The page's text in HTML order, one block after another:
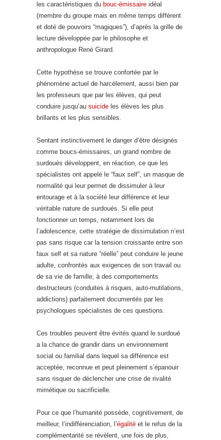
les caractéristiques du bouc-émissaire idéal
(membre du groupe mais en même temps différent
et doté de pouvoirs “magiques”), d’après la grille de
lecture développée par le philosophe et
anthropologue René Girard.
Cette hypothèse se trouve confortée par le
phénomène actuel de harcèlement, aussi bien par
les professeurs que par les élèves, qui peut
conduire jusqu’au suicide les élèves les plus
brillants et les plus sensibles.
Sentant instinctivement le danger d’être désignés
comme boucs-émissaires, un grand nombre de
surdoués développent, en réaction, ce que les
spécialistes ont appelé le “faux self”, un masque de
normalité qui leur permet de dissimuler à leur
entourage et à la société leur différence et leur
véritable nature de surdoués. Si elle peut
fonctionner un temps, notamment lors de
l’adolescence, cette stratégie de dissimulation n’est
pas sans risque car la tension croissante entre son
faux self et sa nature “réelle” peut conduire le jeune
adulte, confrontés aux exigences de son travail ou
de sa vie de famille, à des comportements
destructeurs (conduites à risques, auto-mutilations,
addictions) parfaitement documentés par les
psychologues spécialistes de ces questions.
Ces troubles peuvent être évités quand le surdoué
a la chance de grandir dans un environnement
social ou familial dans lequel sa différence est
acceptée, reconnue et peut pleinement s’épanouir
sans risquer de déclencher une crise de rivalité
mimétique ou sacrificielle.
Pour ce que l’humanité possède, cognitivement, de
meilleur, l’indifférenciation, l’égalité et le refus de la
complémentarité se révèlent, une fois de plus,